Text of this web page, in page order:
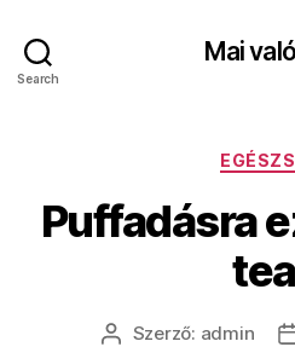
Search
Mai
Puffadásra
Bejegyzés
Szerző: admin